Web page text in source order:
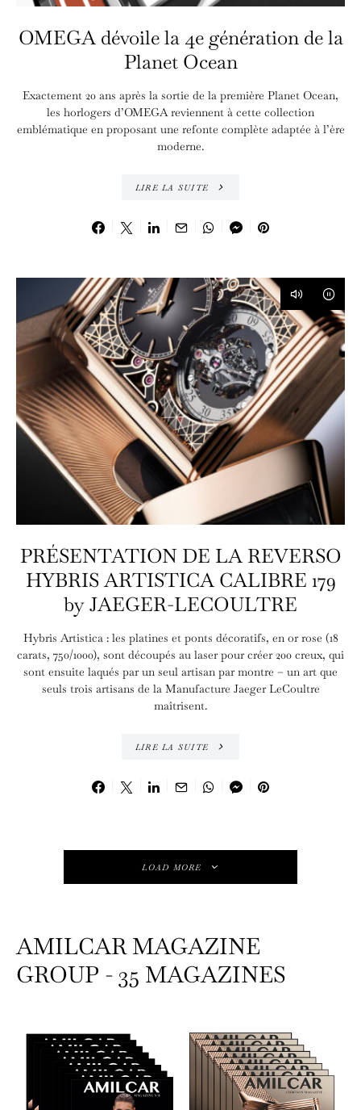
OMEGA dévoile la 4e génération de la
Planet Ocean
Exactement 20 ans après la sortie de la première Planet Ocean,
les horlogers d’OMEGA reviennent à cette collection
emblématique en proposant une refonte complète adaptée à l’ère
moderne.
LIRE LA SUITE
PRÉSENTATION DE LA REVERSO
HYBRIS ARTISTICA CALIBRE 179
by JAEGER-LECOULTRE
Hybris Artistica : les platines et ponts décoratifs, en or rose (18
carats, 750/1000), sont découpés au laser pour créer 200 creux, qui
sont ensuite laqués par un seul artisan par montre – un art que
seuls trois artisans de la Manufacture Jaeger LeCoultre
maîtrisent.
LIRE LA SUITE
LOAD MORE
AMILCAR MAGAZINE
GROUP - 35 MAGAZINES